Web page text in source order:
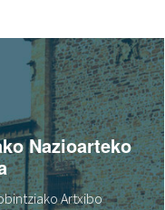
Nazioarteko
Artxibo